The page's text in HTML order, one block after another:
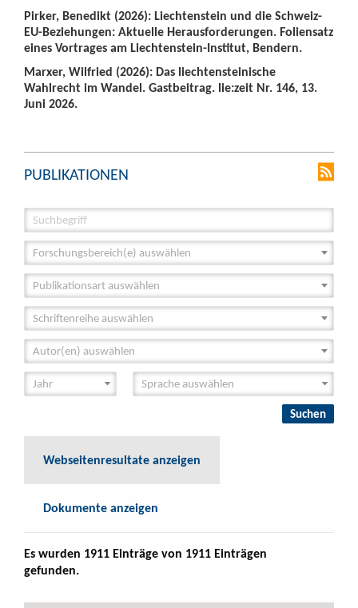
Pirker, Benedikt (2026): Liechtenstein und die Schweiz-
EU-Beziehungen: Aktuelle Herausforderungen. Foliensatz
eines Vortrages am Liechtenstein-Institut, Bendern.
Marxer, Wilfried (2026): Das liechtensteinische
Wahlrecht im Wandel. Gastbeitrag. lie:zeit Nr. 146, 13.
Juni 2026.
PUBLIKATIONEN
Forschungsbereich(e) auswählen
Publikationsart auswählen
Schriftenreihe auswählen
Autor(en) auswählen
Webseitenresultate anzeigen
Dokumente anzeigen
Es wurden 1911 Einträge von 1911 Einträgen
gefunden.